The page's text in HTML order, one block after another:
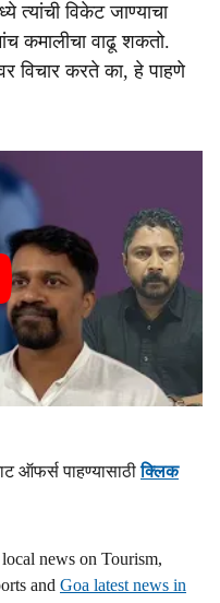
त्यांची विकेट जाण्याचा
कमालीचा वाढू शकतो.
विचार करते का, हे पाहणे
ऑफर्स पाहण्यासाठीक्लिक
news on Tourism,
and Goa latest news in